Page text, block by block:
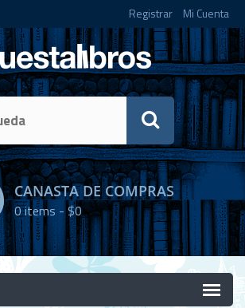
Registrar Mi Cuenta
CANASTA DE COMPRAS
0items -$0